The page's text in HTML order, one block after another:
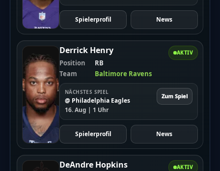
Spielerprofil News
AKTIV
Derrick Henry
Position
RB
Team
Baltimore Ravens
NÄCHSTES SPIEL
@ Philadelphia Eagles
16. Aug | 1 Uhr
Zum Spiel
Spielerprofil News
AKTIV
DeAndre Hopkins